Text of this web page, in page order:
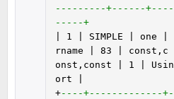
---------+------
-----+
| 1 | SIMPLE | one
rname | 83 | const,c
onst,const | 1 |
ort |
+----+-------------